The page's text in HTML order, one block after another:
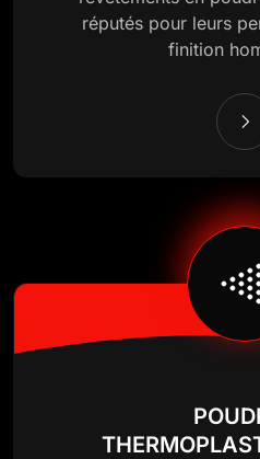
réputés pour leurs
finition